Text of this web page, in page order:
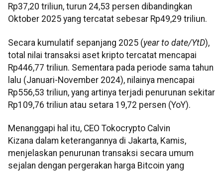
Rp37,20 triliun, turun 24,53 persen dibandingkan
Oktober 2025 yang tercatat sebesar Rp49,29 triliun.
Secara kumulatif sepanjang 2025 (year to date/YtD),
total nilai transaksi aset kripto tercatat mencapai
Rp446,77 triliun. Sementara pada periode sama tahun
lalu (Januari-November 2024), nilainya mencapai
Rp556,53 triliun, yang artinya terjadi penurunan sekitar
Rp109,76 triliun atau setara 19,72 persen (YoY).
Menanggapi hal itu, CEO Tokocrypto Calvin
Kizana dalam keterangannya di Jakarta, Kamis,
menjelaskan penurunan transaksi secara umum
sejalan dengan pergerakan harga Bitcoin yang